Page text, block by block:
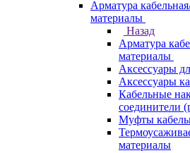
Арматура
материалы
Назад
Арматура
материалы
Аксессуары
Аксессуары
Кабельные
соединители
Муфты
материалы